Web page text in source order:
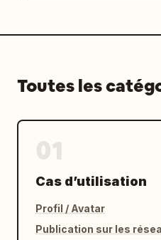
Toutes les
Cas d’utilisation
Profil / Avatar
Publication sur les